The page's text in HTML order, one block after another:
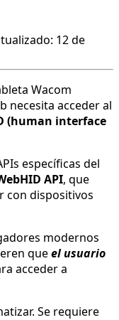
12 de
Wacom
necesita acceder al
(human interface
específicas del
API, que
con dispositivos
modernos
queel usuario
acceder a
Se requiere